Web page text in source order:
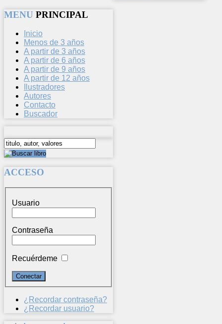
MENU PRINCIPAL
Inicio
Menos de 3 años
A partir de 3 años
A partir de 6 años
A partir de 9 años
A partir de 12 años
Ilustradores
Autores
Contacto
Buscador
ACCESO
Usuario
Contraseña
Recuérdeme
¿Recordar contraseña?
¿Recordar usuario?